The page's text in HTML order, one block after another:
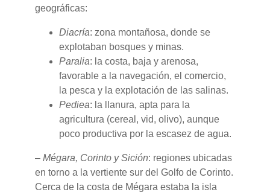
geográficas:
Diacría: zona montañosa, donde se
explotaban bosques y minas.
Paralia: la costa, baja y arenosa,
favorable a la navegación, el comercio,
la pesca y la explotación de las salinas.
Pediea: la llanura, apta para la
agricultura (cereal, vid, olivo), aunque
poco productiva por la escasez de agua.
– Mégara, Corinto y Sición: regiones ubicadas
en torno a la vertiente sur del Golfo de Corinto.
Cerca de la costa de Mégara estaba la isla